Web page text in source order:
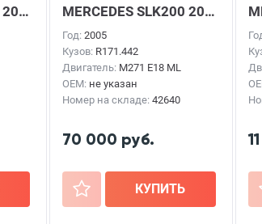
2005г. MERCEDES SLK200 2005г.
Год: 2005
Кузов: R171.442
Двигатель: M271 E18 ML
OEM: не указан
Номер на складе: 42640
70 000 руб.
+ КУПИТЬ